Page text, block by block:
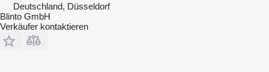
Deutschland, Düsseldorf
Blinto GmbH
Verkäufer kontaktieren